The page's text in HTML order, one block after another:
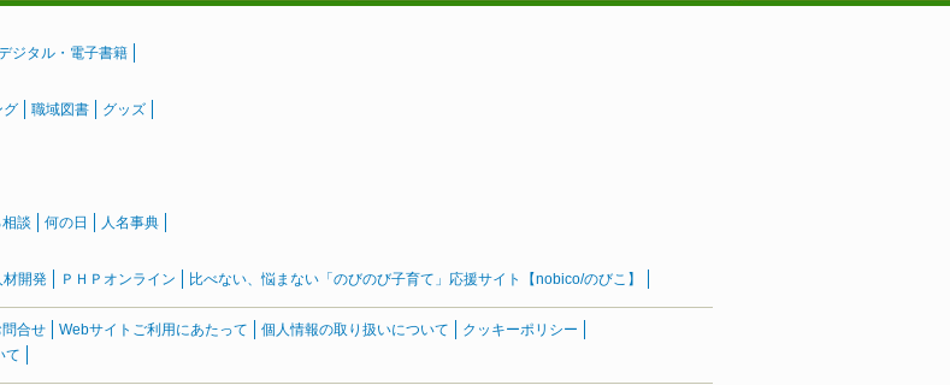
ジタル・電子書籍
グ 職域図書 グッズ
談 何の日 人名事典
材開発 ＰＨＰオンライン 比べない、悩まない「のびのび子育て」応援サイト【nobico/のびこ】
問合せ Webサイトご利用にあたって 個人情報の取り扱いについて
クッキーポリシー
て